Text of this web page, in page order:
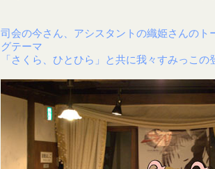
司会の今さん、アシスタントの織姫さんのト
グテーマ
「さくら、ひとひら」と共に我々すみっこ